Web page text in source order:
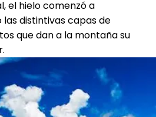
el hielo comenzó a
distintivas capas de
que dan a la montaña su